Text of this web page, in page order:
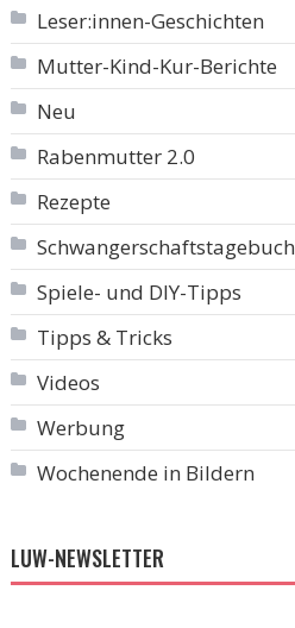
Leser:innen-Geschichten
Mutter-Kind-Kur-Berichte
Neu
Rabenmutter 2.0
Rezepte
Schwangerschaftstagebuch
Spiele- und DIY-Tipps
Tipps & Tricks
Videos
Werbung
Wochenende in Bildern
LUW-NEWSLETTER